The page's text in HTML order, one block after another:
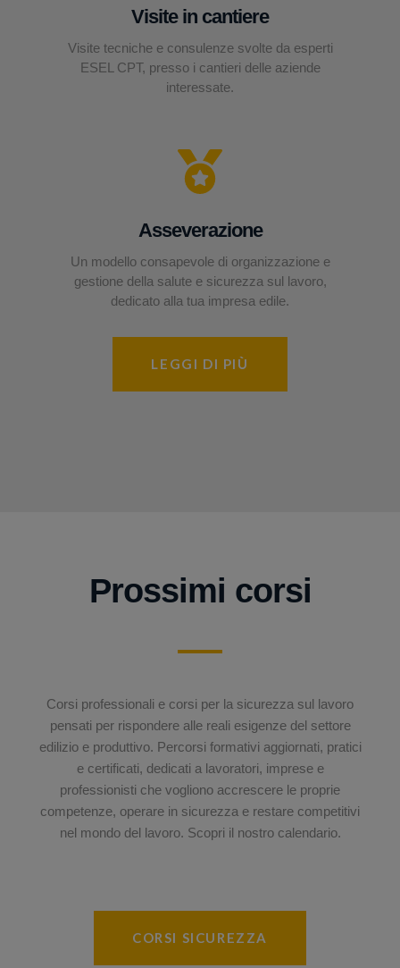
Visite in cantiere
Visite tecniche e consulenze svolte da esperti
ESEL CPT, presso i cantieri delle aziende
interessate.
Asseverazione
Un modello consapevole di organizzazione e
gestione della salute e sicurezza sul lavoro,
dedicato alla tua impresa edile.
LEGGI DI PIÙ
Prossimi corsi
Corsi professionali e corsi per la sicurezza sul lavoro
pensati per rispondere alle reali esigenze del settore
edilizio e produttivo. Percorsi formativi aggiornati, pratici
e certificati, dedicati a lavoratori, imprese e
professionisti che vogliono accrescere le proprie
competenze, operare in sicurezza e restare competitivi
nel mondo del lavoro. Scopri il nostro calendario.
CORSI SICUREZZA